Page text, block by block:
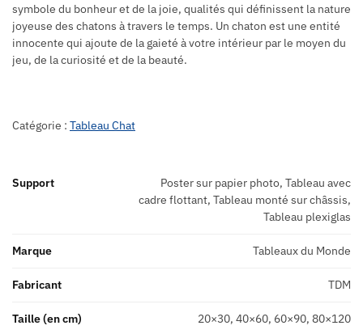
symbole du bonheur et de la joie, qualités qui définissent la nature
joyeuse des chatons à travers le temps. Un chaton est une entité
innocente qui ajoute de la gaieté à votre intérieur par le moyen du
jeu, de la curiosité et de la beauté.
Catégorie : Tableau Chat
Support
Poster sur papier photo, Tableau avec
cadre flottant, Tableau monté sur châssis,
Tableau plexiglas
Marque Tableaux du Monde
Fabricant TDM
Taille (en cm) 20×30, 40×60, 60×90, 80×120